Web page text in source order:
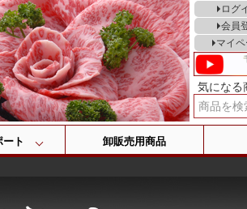
ログ
会員
マイ
気になる
ート 卸販売用商品